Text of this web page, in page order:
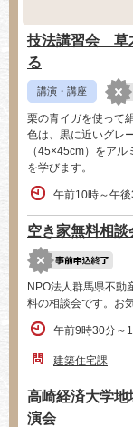
技法講習会 草
る
講演・講座
栗の青イガを使って
色は、黒に近いグレ
（45×45cm）をア
を学びます。
午前10時～午
空き家無料相談
NPO法人群馬県不動
料の相談会です。お
午前9時30分～
建築住宅課
高崎経済大学
演会